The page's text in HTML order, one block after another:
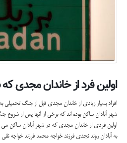
اولین فرد از خاندان مجدی
افراد بسیار زیادی از خاندان مجدی قبل از جنگ
شهر آبادان ساکن بوده اند که برخی از آنها پس از شروع
اولین فردی از خاندان مجدی که در شهر آبادان ساکن می
به آبادان روند نجدی فرزند خواجه محمد فرزند خواجه